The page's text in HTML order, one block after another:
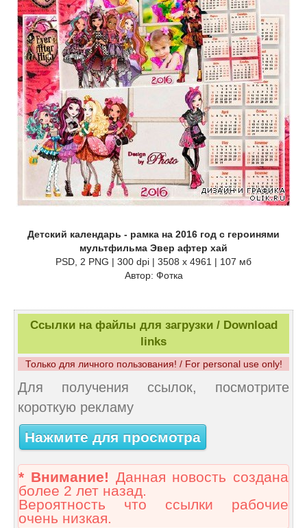
Детский календарь - рамка на 2016 год с героинями
мультфильма Эвер афтер хай
PSD, 2 PNG | 300 dpi | 3508 x 4961 | 107 мб
Автор: Фотка
Ссылки на файлы для загрузки / Download
links
Только для личного пользования! / For personal use only!
Для получения ссылок, посмотрите
короткую рекламу
Нажмите для просмотра
* Внимание! Данная новость создана
более 2 лет назад.
Вероятность что ссылки рабочие
очень низкая.